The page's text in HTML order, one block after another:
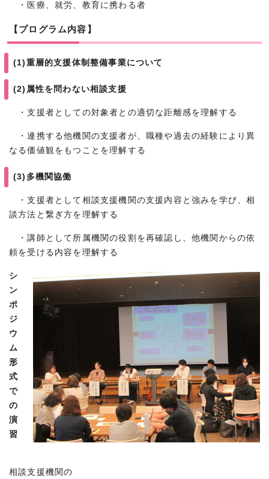
・医療、就労、教育に携わる者
【プログラム内容】
(1)重層的支援体制整備事業について
(2)属性を問わない相談支援
・支援者としての対象者との適切な距離感を理解する
・連携する他機関の支援者が、職種や過去の経験により異
なる価値観をもつことを理解する
(3)多機関協働
・支援者として相談支援機関の支援内容と強みを学び、相
談方法と繋ぎ方を理解する
・講師として所属機関の役割を再確認し、他機関からの依
頼を受ける内容を理解する
シ
ン
ポ
ジ
ウ
ム
形
式
で
の
演
習
相談支援機関の